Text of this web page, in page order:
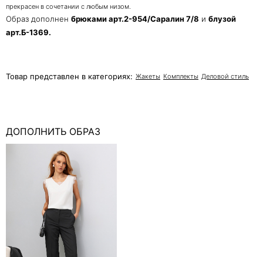
прекрасен в сочетании с любым низом.
Образ дополнен брюкамиарт.2-954/Саралин 7/8 и блузой
арт.Б-1369.
Товар представлен в категориях: Жакеты Комплекты Деловой стиль
ДОПОЛНИТЬ ОБРАЗ